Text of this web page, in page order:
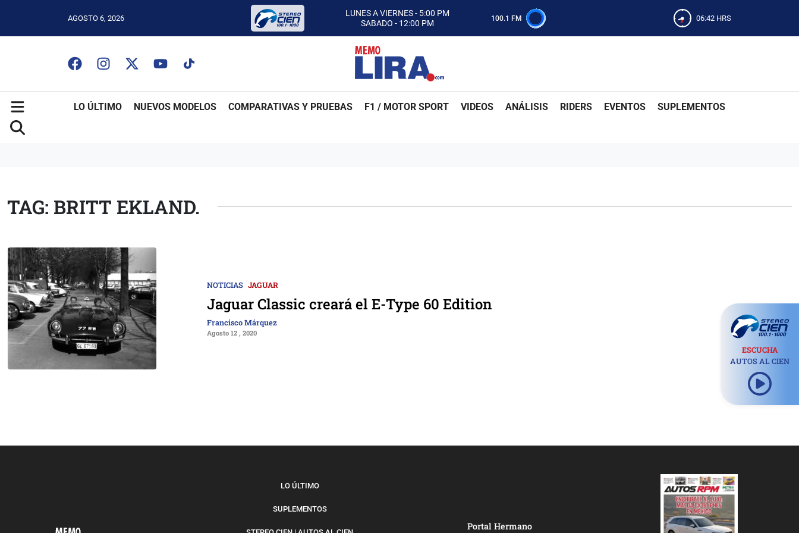
AGOSTO 6, 2026
LUNES A VIERNES - 5:00 PM
SABADO - 12:00 PM
ESCUCHA AUTOS AL CIEN
CON MEMO LIRA Y SU EQUIPO
LUNES A VIERNES - 5:00 PM
SABADO - 12:00 PM
100.1 FM 06:42 HRS
LO ÚLTIMO NUEVOS MODELOS COMPARATIVAS Y PRUEBAS F1 / MOTOR SPORT VIDEOS ANÁLISIS RIDERS EVENTOS SUPLEMENTOS
TAG: BRITT EKLAND.
NOTICIAS JAGUAR
Jaguar Classic creará el E-Type 60 Edition
Francisco Márquez
Agosto 12 , 2020
ESCUCHA
AUTOS AL CIEN
LO ÚLTIMO
SUPLEMENTOS
Portal Hermano